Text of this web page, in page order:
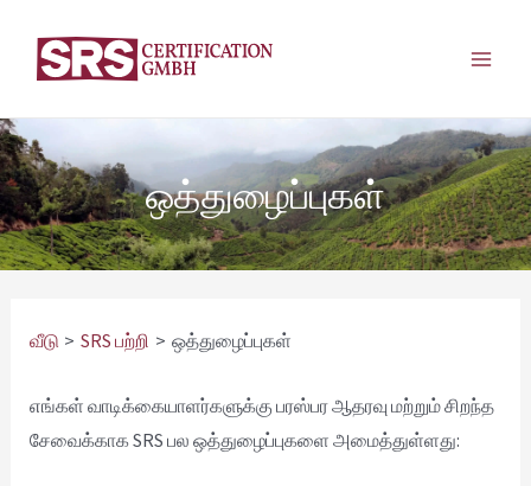
செல்க
ஒத்துழைப்புகள்
வீடு SRS பற்றி ஒத்துழைப்புகள்
எங்கள் வாடிக்கையாளர்களுக்கு பரஸ்பர ஆதரவு மற்றும் சிறந்த
சேவைக்காக SRS பல ஒத்துழைப்புகளை அமைத்துள்ளது: